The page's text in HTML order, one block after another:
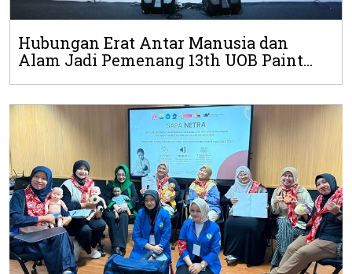
Hubungan Erat Antar Manusia dan
Alam Jadi Pemenang 13th UOB Paint...